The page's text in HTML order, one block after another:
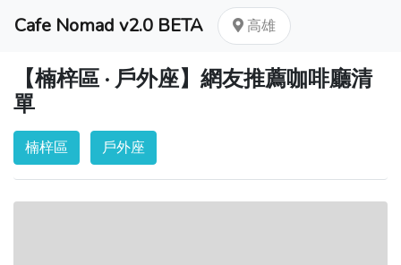
Cafe Nomad v2.0 BETA 高雄
【楠梓區 · 戶外座】網友推薦咖啡廳清
單
楠梓區 戶外座